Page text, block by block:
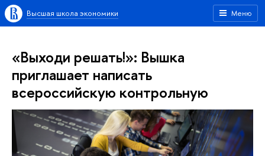
Меню
Высшая школа экономики
«Выходи решать!»: Вышка
приглашает написать
всероссийскую контрольную